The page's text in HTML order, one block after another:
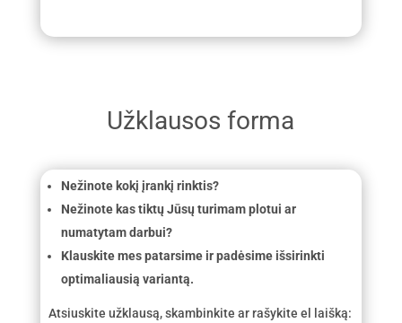
Užklausos forma
Nežinote kokį įrankį rinktis?
Nežinote kas tiktų Jūsų turimam plotui ar
numatytam darbui?
Klauskite mes patarsime ir padėsime išsirinkti
optimaliausią variantą.
Atsiuskite užklausą, skambinkite ar rašykite el laišką: